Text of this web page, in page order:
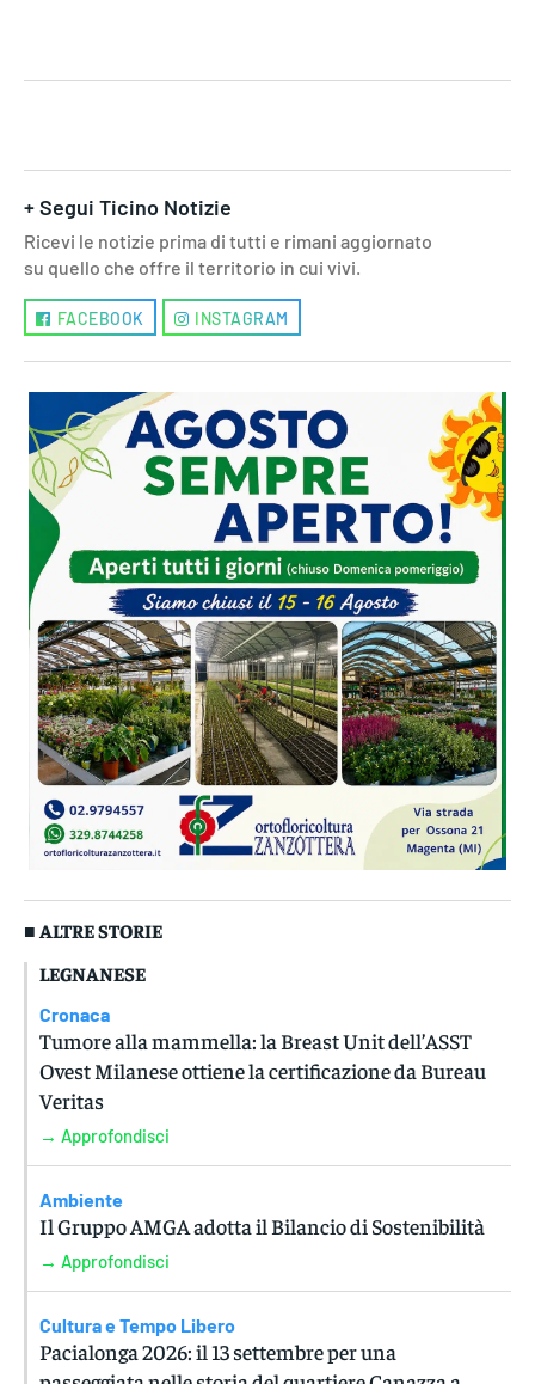
+ Segui Ticino Notizie
Ricevi le notizie prima di tutti e rimani aggiornato
su quello che offre il territorio in cui vivi.
FACEBOOK INSTAGRAM
■ ALTRE STORIE
LEGNANESE
Cronaca
Tumore alla mammella: la Breast Unit dell’ASST
Ovest Milanese ottiene la certificazione da Bureau
Veritas
→ Approfondisci
Ambiente
Il Gruppo AMGA adotta il Bilancio di Sostenibilità
→ Approfondisci
Cultura e Tempo Libero
Pacialonga 2026: il 13 settembre per una